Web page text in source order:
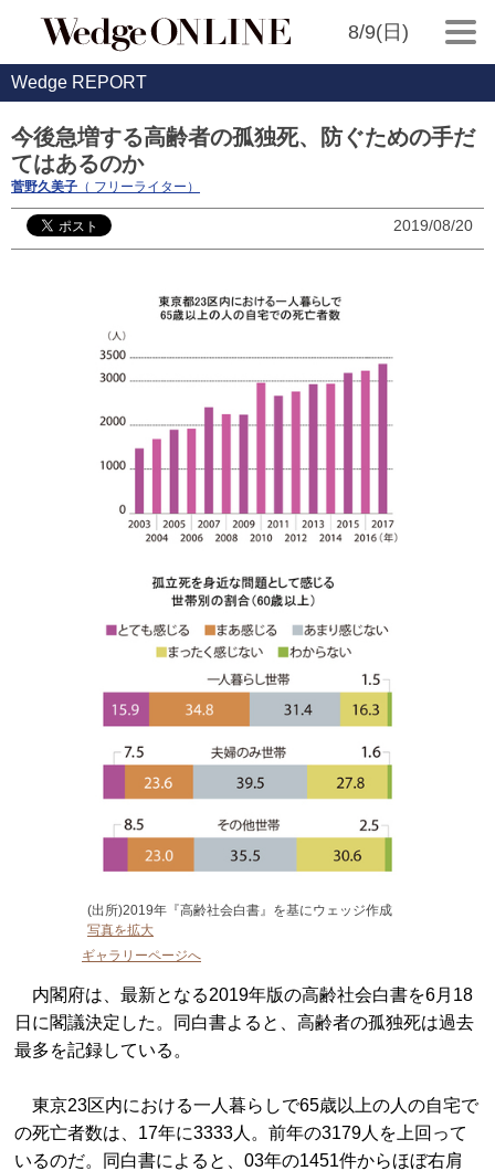
8/9(日)
Wedge REPORT
今後急増する高齢者の孤独死、防ぐための手だ
てはあるのか
菅野久美子 （ フリーライター）
2019/08/20
(出所)2019年『高齢社会白書』を基にウェッジ作成
写真を拡大
ギャラリーページへ
内閣府は、最新となる2019年版の高齢社会白書を6月18
日に閣議決定した。同白書よると、高齢者の孤独死は過去
最多を記録している。
東京23区内における一人暮らしで65歳以上の人の自宅で
の死亡者数は、17年に3333人。前年の3179人を上回って
いるのだ。同白書によると、03年の1451件からほぼ右肩